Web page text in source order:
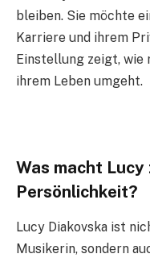
bleiben. Sie möchte
Karriere und ihrem
Einstellung zeigt,
ihrem Leben umgeht.
Was macht
Persönlichkeit?
Lucy Diakovska ist
Musikerin, sondern